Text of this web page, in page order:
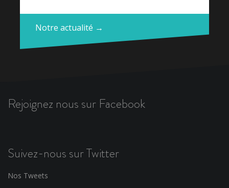
Notre actualité →
Rejoignez nous sur Facebook
Suivez-nous sur Twitter
Nos Tweets